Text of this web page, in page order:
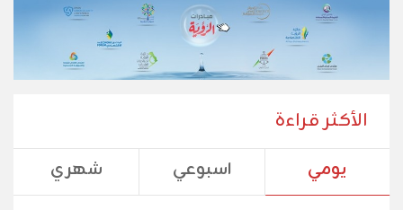
الأكثر قراءة
يومي اسبوعي شهري